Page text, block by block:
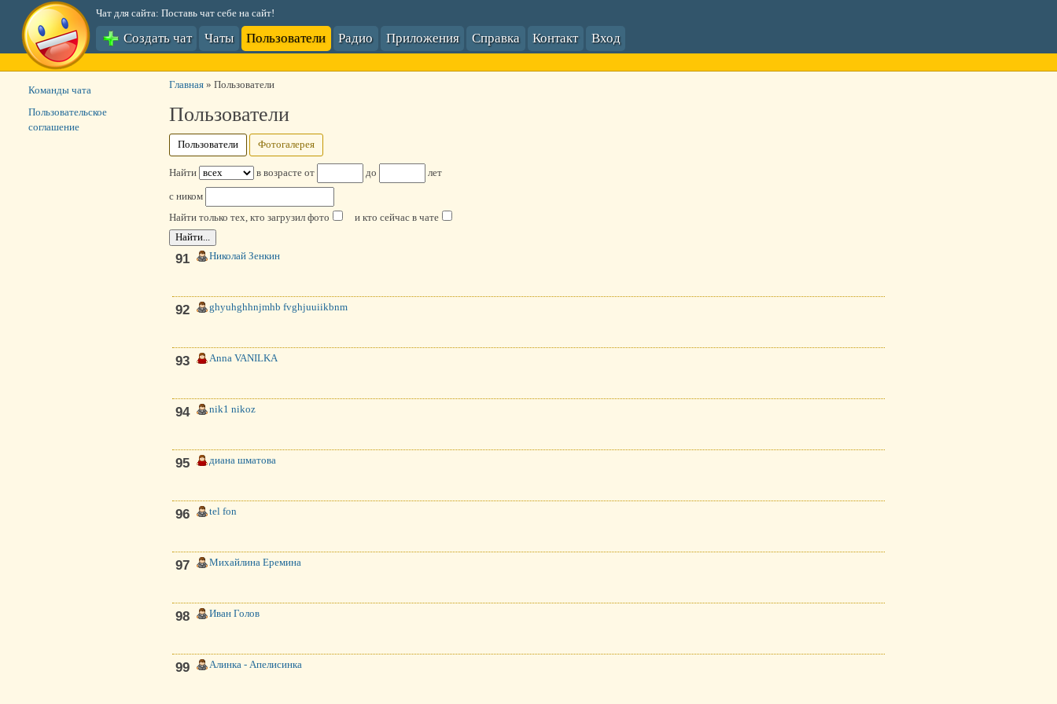
Чат для сайта: Поставь чат себе на сайт!
Создать чат Чаты Пользователи Радио Приложения Справка Контакт Вход
Главная» Пользователи
Пользователи
Пользователи Фотогалерея
Найти в возрасте от до лет
c ником
Найти только тех, кто загрузил фото и кто сейчас в чате
91 Николай Зенкин
92 ghyuhghhnjmhb fvghjuuiikbnm
93 Anna VANILKA
94 nik1 nikoz
95 диана шматова
96 tel fon
97 Михайлина Еремина
98 Иван Голов
99 Алинка - Апелисинка
Команды чата
Пользовательское
соглашение